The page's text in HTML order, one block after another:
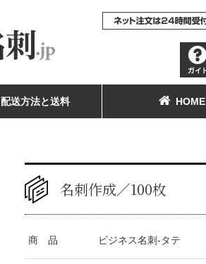
配送方法と送料 HOME
名刺作成／100枚
商 品 ビジネス名刺-タテ